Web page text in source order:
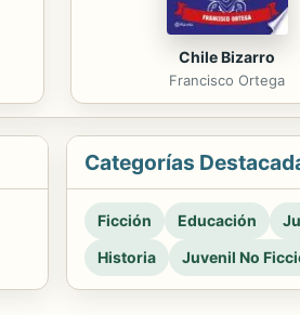
Chile Bizarro
Francisco Ortega
Categorías
Ficción Educación
Historia
Juvenil No